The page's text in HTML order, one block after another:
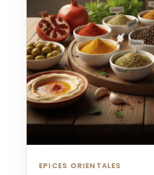
EPICES ORIENTALES